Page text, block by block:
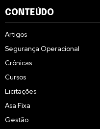
CONTEÚDO
Artigos
Segurança Operacional
Crônicas
Cursos
Licitações
Asa Fixa
Gestão